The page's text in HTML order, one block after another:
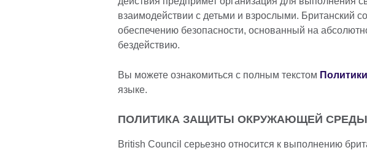
взаимодействии с детьми и взрослыми. Британский
обеспечению безопасности, основанный на
бездействию.
Вы можете ознакомиться с полным текстом
языке.
ПОЛИТИКА ЗАЩИТЫ ОКРУЖАЮЩЕЙ СРЕДЫ
British Council серьезно относится к выполнению